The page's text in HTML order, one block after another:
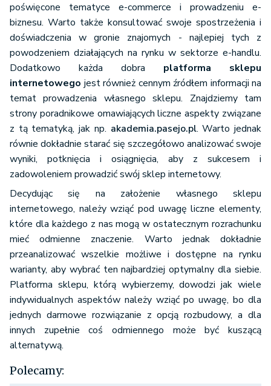
poświęcone tematyce e-commerce i prowadzeniu e-
biznesu. Warto także konsultować swoje spostrzeżenia i
doświadczenia w gronie znajomych - najlepiej tych z
powodzeniem działających na rynku w sektorze e-handlu.
Dodatkowo każda dobra platforma sklepu
internetowego jest również cennym źródłem informacji na
temat prowadzenia własnego sklepu. Znajdziemy tam
strony poradnikowe omawiających liczne aspekty związane
z tą tematyką, jak np. akademia.pasejo.pl. Warto jednak
równie dokładnie starać się szczegółowo analizować swoje
wyniki, potknięcia i osiągnięcia, aby z sukcesem i
zadowoleniem prowadzić swój sklep internetowy.
Decydując się na założenie własnego sklepu
internetowego, należy wziąć pod uwagę liczne elementy,
które dla każdego z nas mogą w ostatecznym rozrachunku
mieć odmienne znaczenie. Warto jednak dokładnie
przeanalizować wszelkie możliwe i dostępne na rynku
warianty, aby wybrać ten najbardziej optymalny dla siebie.
Platforma sklepu, którą wybierzemy, dowodzi jak wiele
indywidualnych aspektów należy wziąć po uwagę, bo dla
jednych darmowe rozwiązanie z opcją rozbudowy, a dla
innych zupełnie coś odmiennego może być kuszącą
alternatywą.
Polecamy: